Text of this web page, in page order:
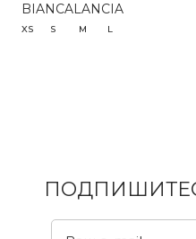
BIANCALANCIA
XS S M L